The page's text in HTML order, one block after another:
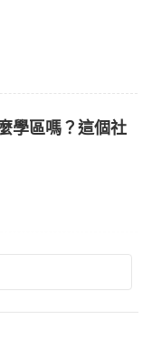
學區嗎？這個社